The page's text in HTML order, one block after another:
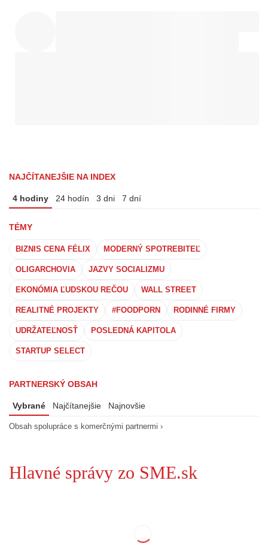
NAJČÍTANEJŠIE NA INDEX
4 hodiny 24 hodín 3 dni 7 dní
TÉMY
BIZNIS CENA FÉLIX MODERNÝ SPOTREBITEĽ
OLIGARCHOVIA JAZVY SOCIALIZMU
EKONÓMIA ĽUDSKOU REČOU WALL STREET
REALITNÉ PROJEKTY #FOODPORN RODINNÉ FIRMY
UDRŽATEĽNOSŤ POSLEDNÁ KAPITOLA
STARTUP SELECT
PARTNERSKÝ OBSAH
Vybrané Najčítanejšie Najnovšie
Obsah spolupráce s komerčnými partnermi ›
Hlavné správy zo SME.sk